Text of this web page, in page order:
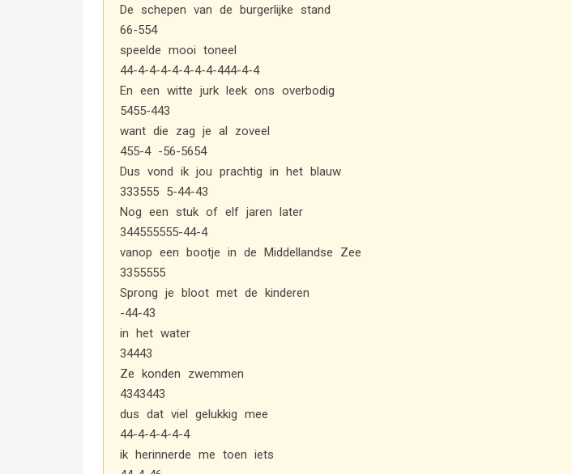
De schepen van de burgerlijke stand
66-554
speelde mooi toneel
44-4-4-4-4-4-4-4-444-4-4
En een witte jurk leek ons overbodig
5455-443
want die zag je al zoveel
455-4 -56-5654
Dus vond ik jou prachtig in het blauw
333555 5-44-43
Nog een stuk of elf jaren later
344555555-44-4
vanop een bootje in de Middellandse Zee
3355555
Sprong je bloot met de kinderen
-44-43
in het water
34443
Ze konden zwemmen
4343443
dus dat viel gelukkig mee
44-4-4-4-4-4
ik herinnerde me toen iets